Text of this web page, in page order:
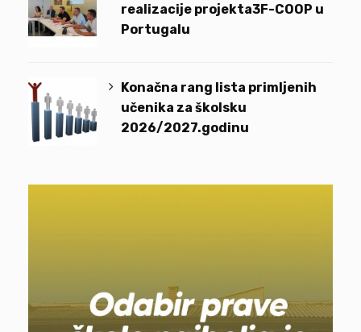
realizacije projekta3F-COOP u
Portugalu
Konačna rang lista primljenih
učenika za školsku
2026/2027.godinu